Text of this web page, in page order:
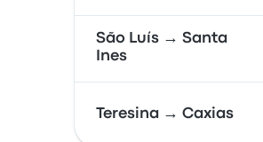
São Luís → Santa
Ines
Teresina → Caxias